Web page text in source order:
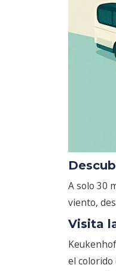
A solo 30
viento,
Visita
el colorido